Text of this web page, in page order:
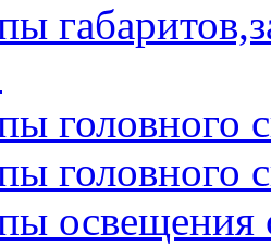
головного
головного
освещения